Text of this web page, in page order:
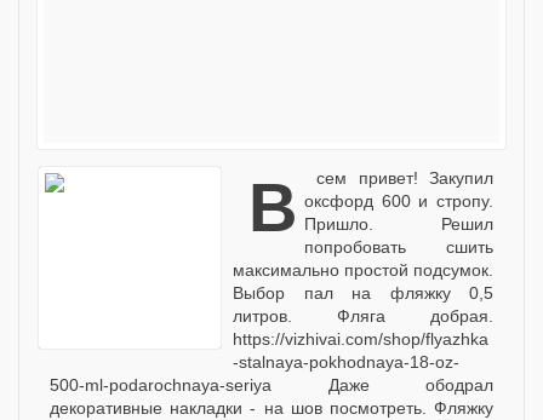
Всем привет! Закупил оксфорд 600 и стропу.
Пришло. Решил
попробовать сшить
максимально простой подсумок.
Выбор пал на фляжку 0,5
литров. Фляга добрая.
https://vizhivai.com/shop/flyazhka
-stalnaya-pokhodnaya-18-oz-
500-ml-podarochnaya-seriya Даже ободрал
декоративные накладки - на шов посмотреть. Фляжку